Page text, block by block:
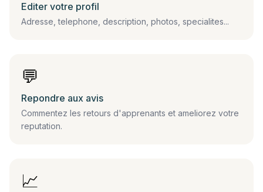
Editer votre profil
Adresse, telephone, description, photos, specialites...
💬
Repondre aux avis
Commentez les retours d'apprenants et ameliorez votre
reputation.
📈